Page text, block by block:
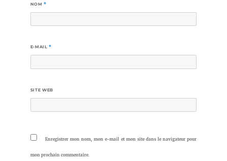
NOM*
E-MAIL*
SITE WEB
Enregistrer mon nom, mon e-mail et mon site dans le navigateur pour
mon prochain commentaire.